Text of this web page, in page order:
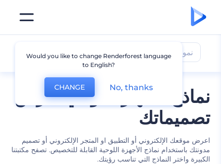
نماذج الجهاز اللوحي لعرض
تصميماتك
اعرض موقعك الإلكتروني أو التطبيق او المتجر الإلكتروني أو تصميم
مدونتك باستخدام نماذج الأجهزة اللوحية القابلة للتخصيص. تصفح مكتبتنا
الكبيرة واختر النماذج التي تناسب رؤيتك.
نموذج جهاز لوحي
Would you like to change Renderforest language
to English?
CHANGE No, thanks